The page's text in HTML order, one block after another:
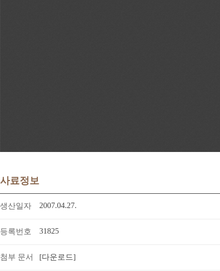
사료정보
생산일자 2007.04.27.
등록번호 31825
첨부 문서 [다운로드]